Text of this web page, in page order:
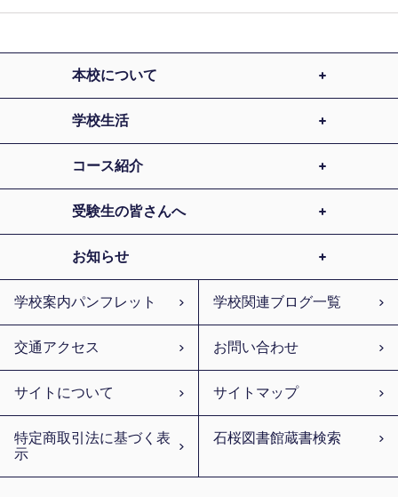
本校について
学校生活
コース紹介
受験生の皆さんへ
お知らせ
学校案内パンフレット 学校関連ブログ一覧
交通アクセス お問い合わせ
サイトについて サイトマップ
特定商取引法に基づく表
示
石桜図書館蔵書検索